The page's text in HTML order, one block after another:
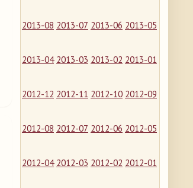
2013-08 2013-07 2013-06 2013-05
2013-04 2013-03 2013-02 2013-01
2012-12 2012-11 2012-10 2012-09
2012-08 2012-07 2012-06 2012-05
2012-04 2012-03 2012-02 2012-01